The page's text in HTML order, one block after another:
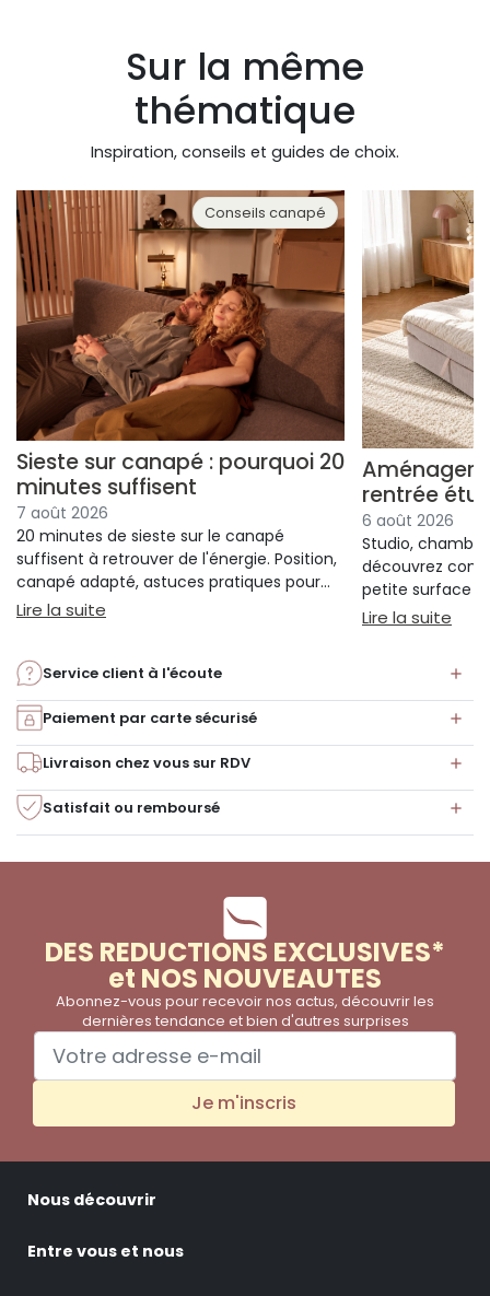
Sur la même
thématique
Inspiration, conseils et guides de choix.
Conseils canapé
Sieste sur canapé : pourquoi 20
minutes suffisent
7 août 2026
20 minutes de sieste sur le canapé
suffisent à retrouver de l'énergie. Position,
canapé adapté, astuces pratiques pour
bien s'installer.
Lire la suite : Sieste sur canapé : pourquoi 20 minutes
Aménager
rentrée
6 août 2026
Studio,
découvrez
petite surface à
confort ni
Lire la suite
Service client à l'écoute
Paiement par carte sécurisé
Livraison chez vous sur RDV
Satisfait ou remboursé
DES REDUCTIONS EXCLUSIVES*
et NOS NOUVEAUTES
Abonnez-vous pour recevoir nos actus, découvrir les
dernières tendance et bien d'autres surprises
Je m'inscris
Nous découvrir
Entre vous et nous